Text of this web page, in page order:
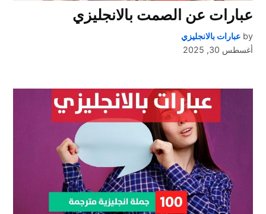
عبارات عن الصمت بالانجليزي
by عبارات بالانجليزي
أغسطس 30, 2025